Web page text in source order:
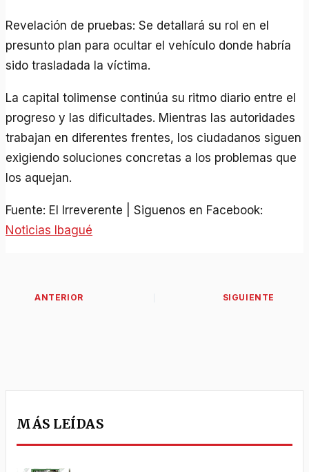
Revelación de pruebas: Se detallará su rol en el
presunto plan para ocultar el vehículo donde habría
sido trasladada la víctima.
La capital tolimense continúa su ritmo diario entre el
progreso y las dificultades. Mientras las autoridades
trabajan en diferentes frentes, los ciudadanos siguen
exigiendo soluciones concretas a los problemas que
los aquejan.
Fuente: El Irreverente | Siguenos en Facebook:
Noticias Ibagué
MÁS LEÍDAS